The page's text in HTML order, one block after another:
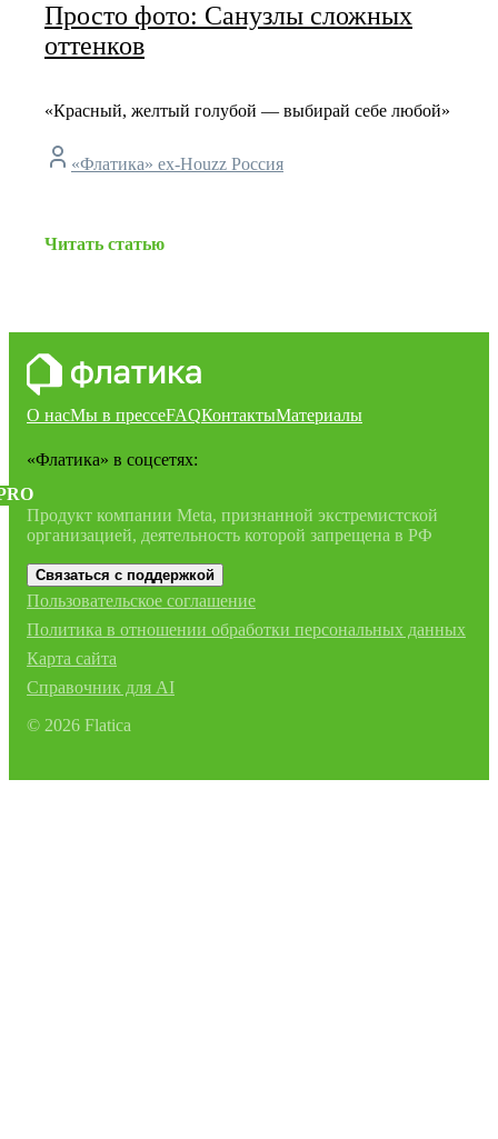
Просто фото: Санузлы сложных
оттенков
«Красный, желтый голубой — выбирай себе любой»
«Флатика» ex-Houzz Россия
Читать статью
О насМы в прессеFAQКонтактыМатериалы
«Флатика» в соцсетях:
Продукт компании Meta, признанной экстремистской
организацией, деятельность которой запрещена в РФ
Связаться с поддержкой
Пользовательское соглашение
Политика в отношении обработки персональных данных
Карта сайта
Справочник для AI
© 2026 Flatica